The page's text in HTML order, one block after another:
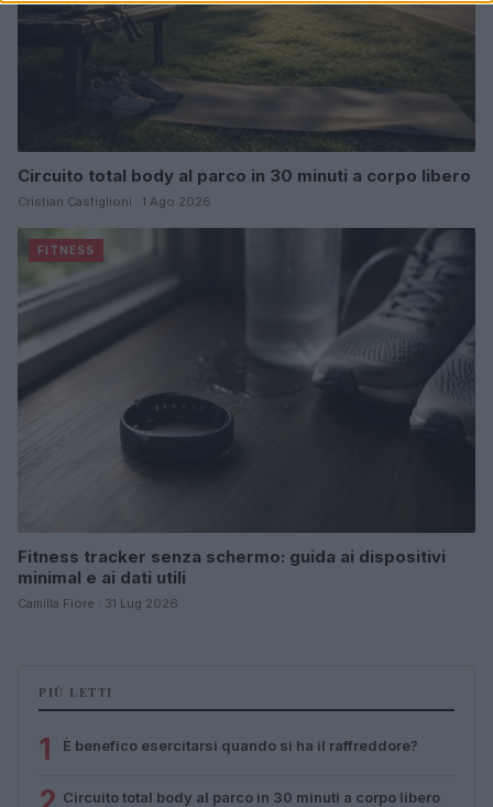
Circuito total body al parco in 30 minuti a corpo libero
Cristian Castiglioni · 1 Ago 2026
FITNESS
Fitness tracker senza schermo: guida ai dispositivi
minimal e ai dati utili
Camilla Fiore · 31 Lug 2026
PIÙ LETTI
1 È benefico esercitarsi quando si ha il raffreddore?
Circuito total body al parco in 30 minuti a corpo libero